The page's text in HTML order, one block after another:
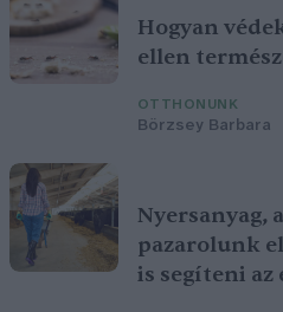
Hogyan
ellen
OTTHONUNK
Börzsey Barbara
Nyersanyag,
pazarolunk
is segíteni